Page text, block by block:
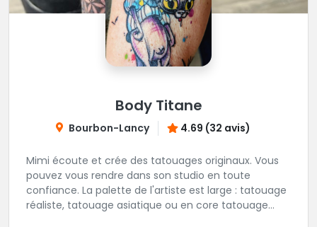
Body Titane
Bourbon-Lancy 4.69 (32 avis)
Mimi écoute et crée des tatouages originaux. Vous
pouvez vous rendre dans son studio en toute
confiance. La palette de l'artiste est large : tatouage
réaliste, tatouage asiatique ou en core tatouage